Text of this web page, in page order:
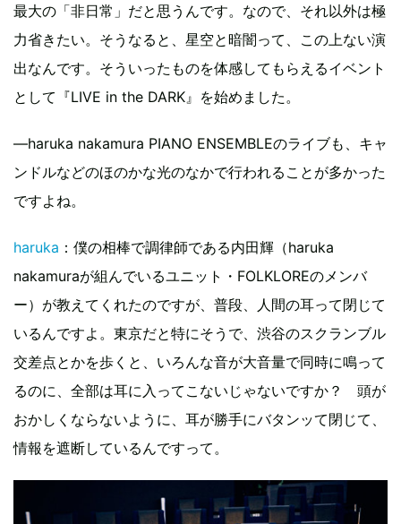
最大の「非日常」だと思うんです。なので、それ以外は極
力省きたい。そうなると、星空と暗闇って、この上ない演
出なんです。そういったものを体感してもらえるイベント
として『LIVE in the DARK』を始めました。
—haruka nakamura PIANO ENSEMBLEのライブも、キャ
ンドルなどのほのかな光のなかで行われることが多かった
ですよね。
haruka ：僕の相棒で調律師である内田輝（haruka
nakamuraが組んでいるユニット・FOLKLOREのメンバ
ー）が教えてくれたのですが、普段、人間の耳って閉じて
いるんですよ。東京だと特にそうで、渋谷のスクランブル
交差点とかを歩くと、いろんな音が大音量で同時に鳴って
るのに、全部は耳に入ってこないじゃないですか？ 頭が
おかしくならないように、耳が勝手にバタンッて閉じて、
情報を遮断しているんですって。